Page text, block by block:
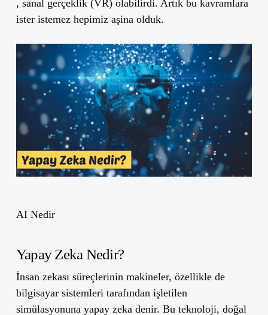
, sanal gerçeklik (VR) olabilirdi. Artık bu kavramlara
ister istemez hepimiz aşina olduk.
AI Nedir
Yapay Zeka Nedir?
İnsan zekası süreçlerinin makineler, özellikle de
bilgisayar sistemleri tarafından işletilen
simülasyonuna yapay zeka denir. Bu teknoloji, doğal